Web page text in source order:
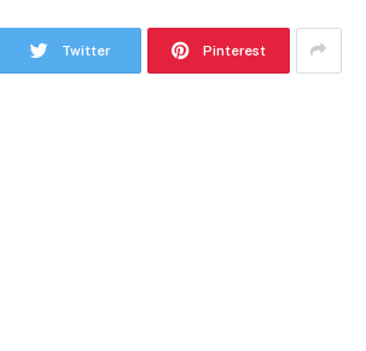
Twitter Pinterest